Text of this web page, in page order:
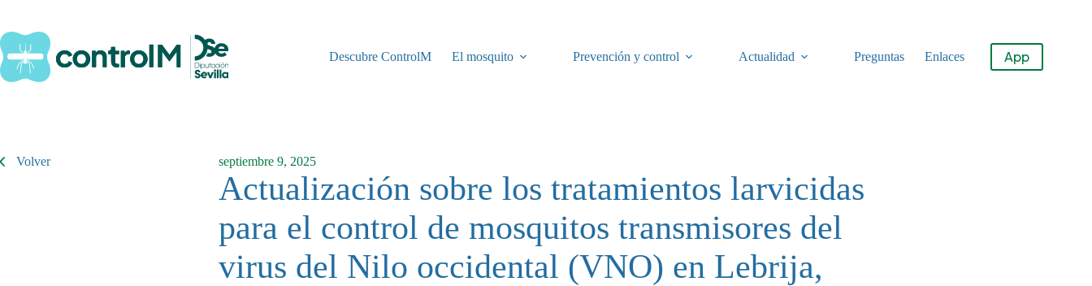
contenido
Descubre ControlM
El mosquito Prevención y control Actualidad Preguntas Enlaces App
Volver septiembre 9, 2025
Actualización sobre los tratamientos larvicidas
para el control de mosquitos transmisores del
virus del Nilo occidental (VNO) en Lebrija,